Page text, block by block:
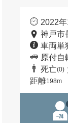
2022
神戸市
車両単
原付自
死亡(0)
距離198m